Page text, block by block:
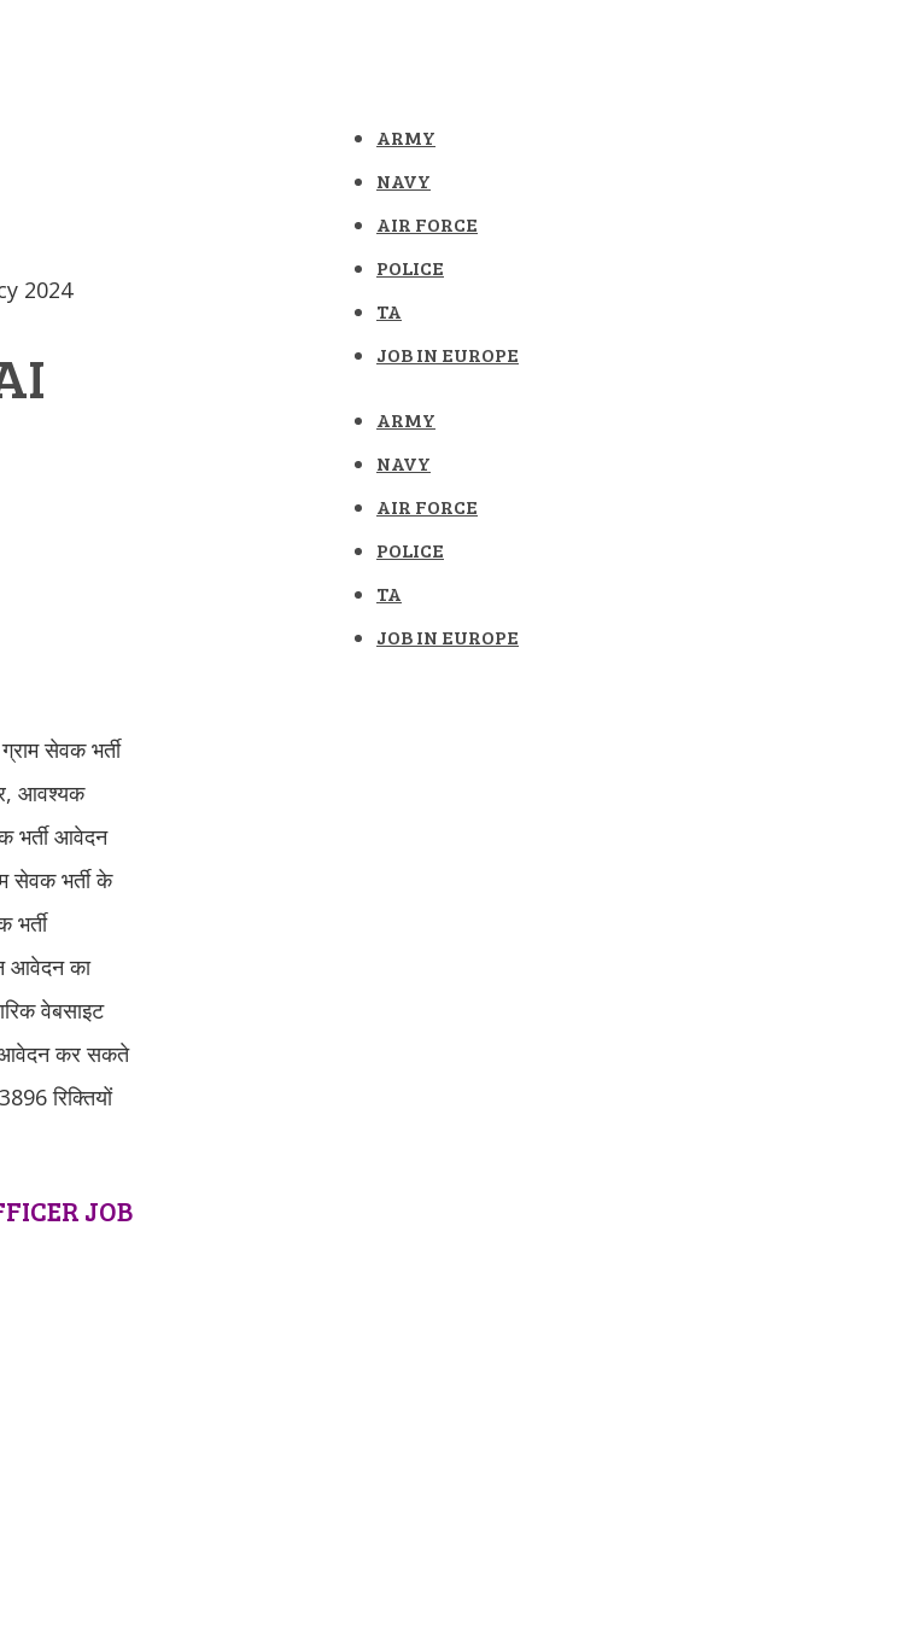
ARMY
NAVY
AIR FORCE
POLICE
TA
JOB IN EUROPE
ARMY
NAVY
AIR FORCE
POLICE
TA
JOB IN EUROPE
2024
सेवक भर्ती
आवश्यक
भर्ती आवेदन
सेवक भर्ती के
भर्ती
आवेदन का
वेबसाइट
आवेदन कर सकते
रिक्तियों
JOB